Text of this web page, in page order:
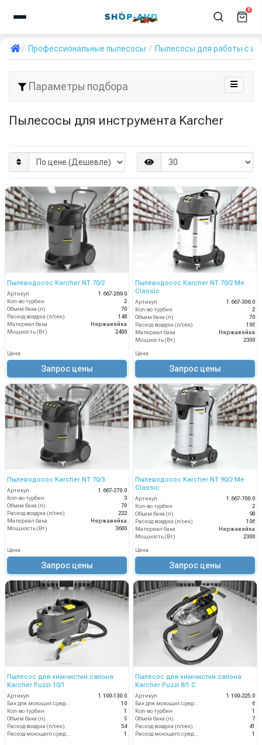
0
Профессиональные пылесосы Пылесосы для работы с
Параметры подбора
Пылесосы для инструмента Karcher
Пылеводосос Karcher NT 70/2
Артикул
1.667-269.0
Кол-во турбин
2
Объем бака (л)
70
Расход воздуха (л/сек)
148
Материал бака
Нержавейка
Мощность (Вт)
2400
Цена
Запрос цены
Пылеводосос Karcher NT 70/2 Me
Classic
Артикул
1.667-306.0
Кол-во турбин
2
Объем бака (л)
70
Расход воздуха (л/сек)
106
Материал бака
Нержавейка
Мощность (Вт)
2300
Цена
Запрос цены
Пылеводосос Karcher NT 70/3
Артикул
1.667-270.0
Кол-во турбин
3
Объем бака (л)
70
Расход воздуха (л/сек)
222
Материал бака
Нержавейка
Мощность (Вт)
3600
Цена
Запрос цены
Пылеводосос Karcher NT 90/2 Me
Classic
Артикул
1.667-700.0
Кол-во турбин
2
Объем бака (л)
90
Расход воздуха (л/сек)
106
Материал бака
Нержавейка
Мощность (Вт)
2300
Цена
Запрос цены
Пылесос для химчистки салона
Karcher Puzzi 10/1
Артикул
1.100-130.0
Бак для моющих средств
10
Кол-во турбин
1
Объем бака (л)
9
Расход воздуха (л/сек)
54
Расход моющего средства
1
Пылесос для химчистки салона
Karcher Puzzi 8/1 C
Артикул
1.100-225.0
Бак для моющих средств
6
Кол-во турбин
1
Объем бака (л)
7
Расход воздуха (л/сек)
41
Расход моющего средства
1